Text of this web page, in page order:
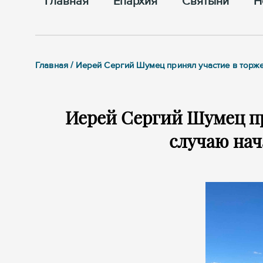
Главная / Иерей Сергий Шумец принял участие в
Иерей Сергий Шумец
случаю